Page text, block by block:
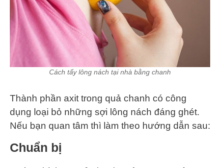
Cách tẩy lông nách tại nhà bằng chanh
Thành phần axit trong quả chanh có công
dụng loại bỏ những sợi lông nách đáng ghét.
Nếu bạn quan tâm thì làm theo hướng dẫn sau:
Chuẩn bị